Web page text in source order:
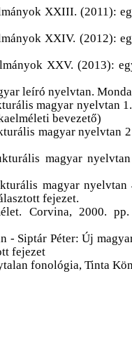
XXIII. (2011):
XXIV. (2012):
XXV. (2013):
leíró nyelvtan.
magyar nyelvtan
bevezető)
magyar nyelvtan
magyar
magyar nyelvtan
fejezet.
Corvina, 2000.
- Siptár Péter: Új
fejezet
fonológia, Tinta